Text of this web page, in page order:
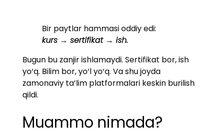
Bir paytlar hammasi oddiy edi:
kurs → sertifikat → ish.
Bugun bu zanjir ishlamaydi. Sertifikat bor, ish
yo‘q. Bilim bor, yo‘l yo‘q. Va shu joyda
zamonaviy ta’lim platformalari keskin burilish
qildi.
Muammo nimada?